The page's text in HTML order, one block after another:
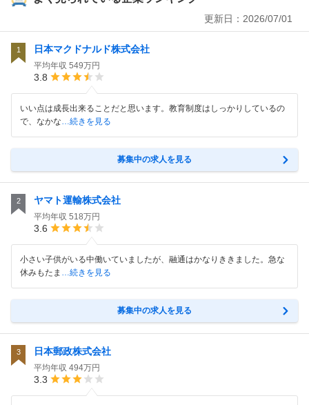
更新日： 2026/07/01
1 日本マクドナルド株式会社
平均年収 549万円
3.8
いい点は成長出来ることだと思います。教育制度はしっかりしているの
で、なかな…続きを見る
募集中の求人を見る
2 ヤマト運輸株式会社
平均年収 518万円
3.6
小さい子供がいる中働いていましたが、融通はかなりききました。急な
休みもたま …続きを見る
募集中の求人を見る
3 日本郵政株式会社
平均年収 494万円
3.3